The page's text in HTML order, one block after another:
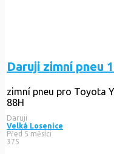
Daruji zimní pneu
zimní pneu pro Toyota
88H
Daruji
Velká Losenice
Před 5 měsíci
375